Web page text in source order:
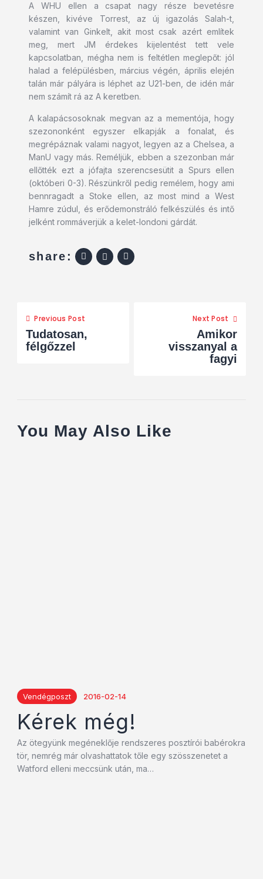
A WHU ellen a csapat nagy része bevetésre
készen, kivéve Torrest, az új igazolás Salah-t,
valamint van Ginkelt, akit most csak azért említek
meg, mert JM érdekes kijelentést tett vele
kapcsolatban, mégha nem is feltétlen meglepőt: jól
halad a felépülésben, március végén, április elején
talán már pályára is léphet az U21-ben, de idén már
nem számít rá az A keretben.
A kalapácsosoknak megvan az a mementója, hogy
szezononként egyszer elkapják a fonalat, és
megrépáznak valami nagyot, legyen az a Chelsea, a
ManU vagy más. Reméljük, ebben a szezonban már
ellőtték ezt a jófajta szerencsesütit a Spurs ellen
(októberi 0-3). Részünkről pedig remélem, hogy ami
bennragadt a Stoke ellen, az most mind a West
Hamre zúdul, és erődemonstráló felkészülés és intő
jelként rommáverjük a kelet-londoni gárdát.
share:
Previous Post
Tudatosan,
félgőzzel
Next Post
Amikor
visszanyal a
fagyi
You May Also Like
Vendégposzt 2016-02-14
Kérek még!
Az ötegyünk megéneklője rendszeres posztírói babérokra
tör, nemrég már olvashattatok tőle egy szösszenetet a
Watford elleni meccsünk után, ma…